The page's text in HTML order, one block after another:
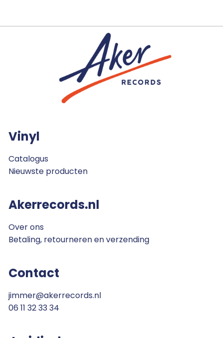
Vinyl
Catalogus
Nieuwste producten
Akerrecords.nl
Over ons
Betaling, retourneren en verzending
Contact
jimmer@akerrecords.nl
06 11 32 33 34